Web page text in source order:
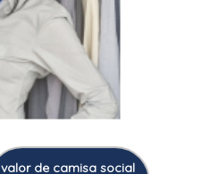
valor de camisa social